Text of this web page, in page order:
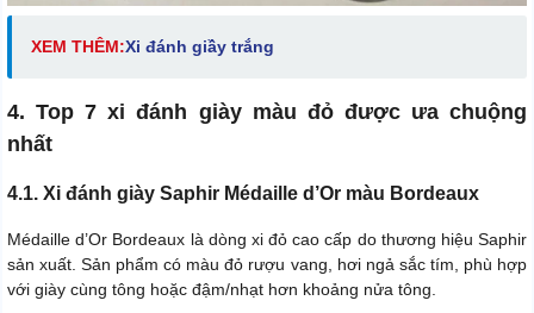
XEM THÊM:Xi đánh giầy trắng
4. Top 7 xi đánh giày màu đỏ được ưa chuộng
nhất
4.1. Xi đánh giày Saphir Médaille d’Or màu Bordeaux
Médaille d’Or Bordeaux là dòng xi đỏ cao cấp do thương hiệu Saphir
sản xuất. Sản phẩm có màu đỏ rượu vang, hơi ngả sắc tím, phù hợp
với giày cùng tông hoặc đậm/nhạt hơn khoảng nửa tông.